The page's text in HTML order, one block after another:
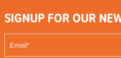
SIGNUP FOR OUR